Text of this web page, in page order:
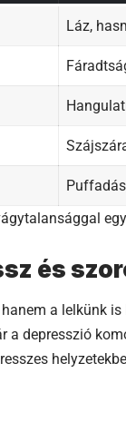
Láz,
és
a lelkünk
a depresszió